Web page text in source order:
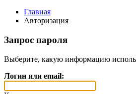
Главная
Авторизация
Запрос пароля
Выберите, какую информацию
Логин или email: